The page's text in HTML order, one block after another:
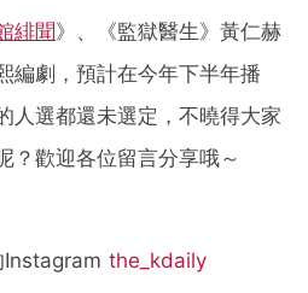
緋聞》、《監獄醫生》黃仁赫
編劇，預計在今年下半年播
人選都還未選定，不曉得大家
？歡迎各位留言分享哦～
the_kdaily